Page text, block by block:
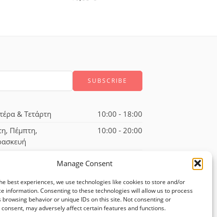
Manage Consent
best experiences, we use technologies like cookies to store and/or
information. Consenting to these technologies will allow us to process
browsing behavior or unique IDs on this site. Not consenting or
may adversely affect certain features and functions.
& Τετάρτη
10:00 - 18:00
Πέμπτη,
10:00 - 20:00